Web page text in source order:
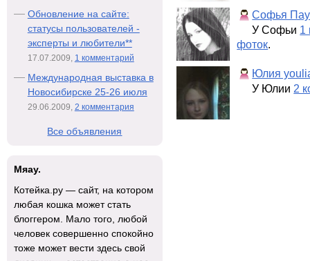
Софья
У Софьи 1
фоток
Юлия
У Юлии 2
Обновление на сайте:
статусы пользователей -
эксперты и любители**
17.07.2009, 1 комментарий
Международная выставка в
Новосибирске 25-26 июля
29.06.2009, 2 комментария
Все объявления
Мяау.
Котейка.ру — сайт, на котором
любая кошка может стать
блоггером. Мало того, любой
человек совершенно спокойно
тоже может вести здесь свой